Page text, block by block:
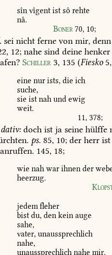
sîn vîgent ist sô rehte
nâ.
Boner 70, 10;
sei nicht ferne von mir, denn
12; nahe sind deine henker
Schiller 3, 135 (Fiesko5,
eine nur ists, die ich
suche,
sie ist nah und ewig
weit.
11, 378;
doch ist ja seine hülffe
ps. 85, 10; der herr ist
anruffen. 145, 18;
wie nah war ihnen der
heerzug.
jedemfleher
bist du, den kein auge
sahe,
vater, unaussprechlich
nahe,
unaussprechlich nahe mir.